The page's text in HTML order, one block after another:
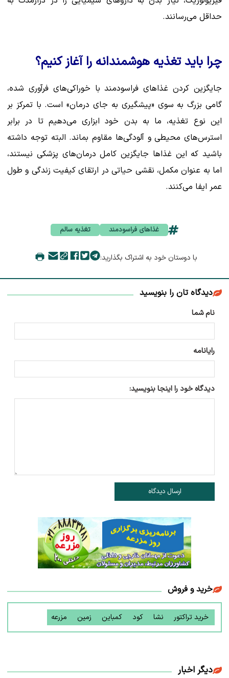
حداقل می‌رسانند.
چرا باید تغذیه هوشمندانه را آغاز کنیم؟
جایگزین کردن غذاهای فراسودمند با خوراکی‌های فرآوری شده،
گامی بزرگ به سوی «پیشگیری به جای درمان» است. با تمرکز بر
این نوع تغذیه، ما به بدن خود ابزاری می‌دهیم تا در برابر
استرس‌های محیطی و آلودگی‌ها مقاوم بماند. البته توجه داشته
باشید که این غذاها جایگزین کامل درمان‌های پزشکی نیستند،
اما به عنوان مکمل، نقشی حیاتی در ارتقای کیفیت زندگی و طول
عمر ایفا می‌کنند.
غذاهای فراسودمند تغذیه سالم
با دوستان خود به اشتراک بگذارید:
دیدگاه تان را بنویسید
نام شما
رایانامه
دیدگاه خود را اینجا بنویسید:
ارسال دیدگاه
خرید و فروش
خرید تراکتور نشا کود کمباین زمین مزرعه
دیگر اخبار